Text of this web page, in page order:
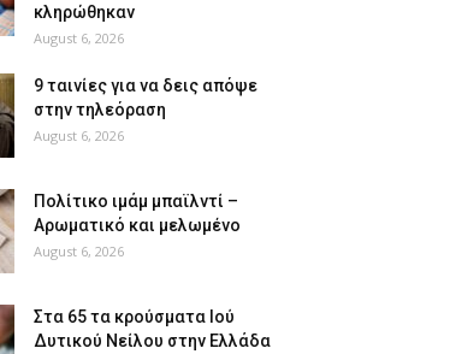
κληρώθηκαν
August 6, 2026
9 ταινίες για να δεις απόψε
στην τηλεόραση
August 6, 2026
Πολίτικο ιμάμ μπαϊλντί –
Αρωματικό και μελωμένο
August 6, 2026
Στα 65 τα κρούσματα Ιού
Δυτικού Νείλου στην Ελλάδα